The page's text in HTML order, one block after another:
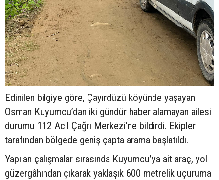
Edinilen bilgiye göre, Çayırdüzü köyünde yaşayan
Osman Kuyumcu’dan iki gündür haber alamayan ailesi
durumu 112 Acil Çağrı Merkezi’ne bildirdi. Ekipler
tarafından bölgede geniş çapta arama başlatıldı.
Yapılan çalışmalar sırasında Kuyumcu’ya ait araç, yol
güzergâhından çıkarak yaklaşık 600 metrelik uçuruma